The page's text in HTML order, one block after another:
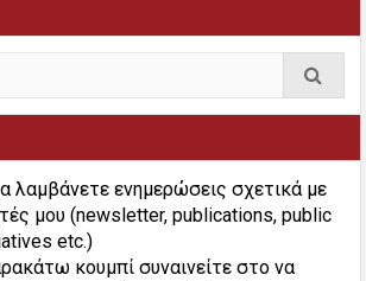
λαμβάνετε ενημερώσεις σχετικά με
μου (newsletter, publications, public
etc.)
κουμπί συναινείτε στο να